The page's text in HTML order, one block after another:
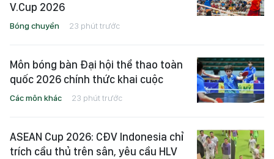
V.Cup 2026
Bóng chuyền 23 phút trước
Môn bóng bàn Đại hội thể thao toàn
quốc 2026 chính thức khai cuộc
Các môn khác 23 phút trước
ASEAN Cup 2026: CĐV Indonesia chỉ
trích cầu thủ trên sân, yêu cầu HLV